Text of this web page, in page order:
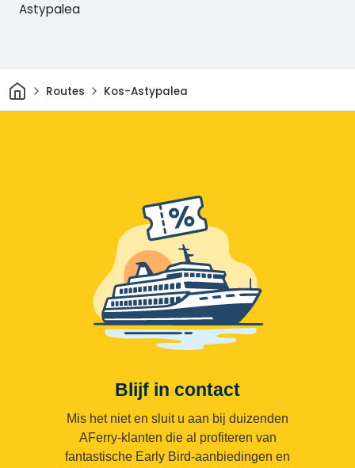
Astypalea
ThuisRoutes Kos-Astypalea
Blijf in contact
Mis het niet en sluit u aan bij duizenden
AFerry-klanten die al profiteren van
fantastische Early Bird-aanbiedingen en